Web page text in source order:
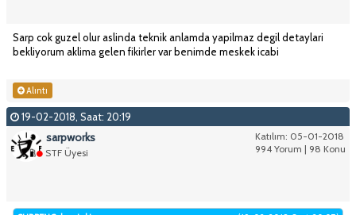
Sarp cok guzel olur aslinda teknik anlamda yapilmaz degil detaylari
bekliyorum aklima gelen fikirler var benimde meskek icabi
Alıntı
19-02-2018, Saat: 20:19
Katılım: 05-01-2018
994 Yorum | 98 Konu
sarpworks
STF Üyesi